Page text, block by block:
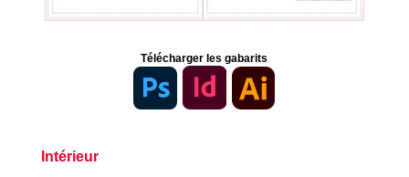
Télécharger les gabarits
Intérieur